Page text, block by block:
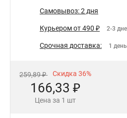
Самовывоз: 2 дня
Курьером от 490 ₽ 2-3
Срочная доставка: 1 день
259,89 ₽ Скидка 36%
166,33 ₽
Цена за 1 шт